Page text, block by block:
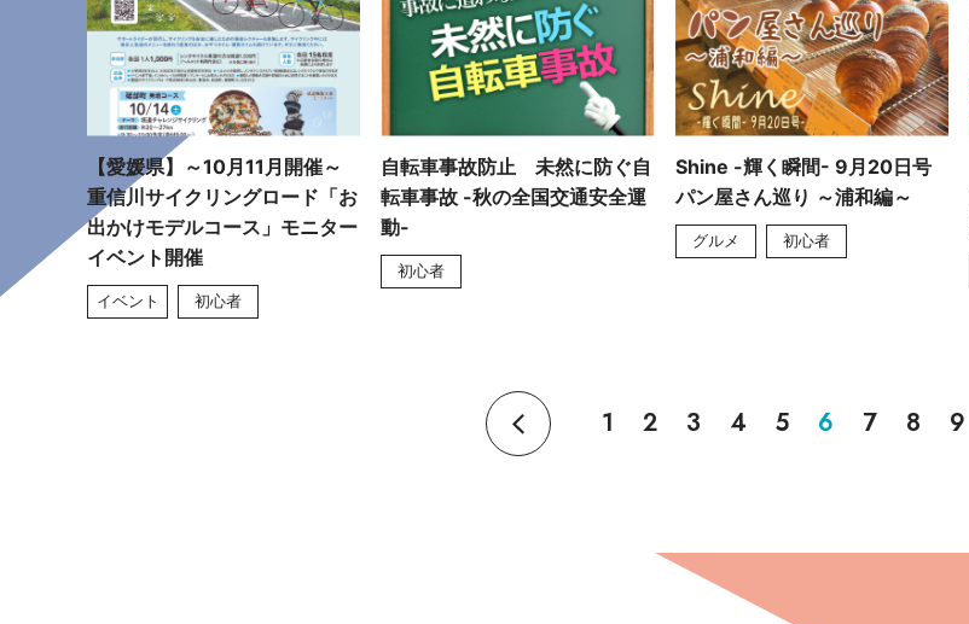
【愛媛県】～10月11月開催～
重信川サイクリングロード「お
出かけモデルコース」モニター
イベント開催
イベント 初心者
自転車事故防止 未然に防ぐ自
転車事故 -秋の全国交通安全運
動-
初心者
Shine -輝く瞬間- 9月20日号
パン屋さん巡り ～浦和編～
グルメ 初心者
1 2 3 4 5 6 7 8 9